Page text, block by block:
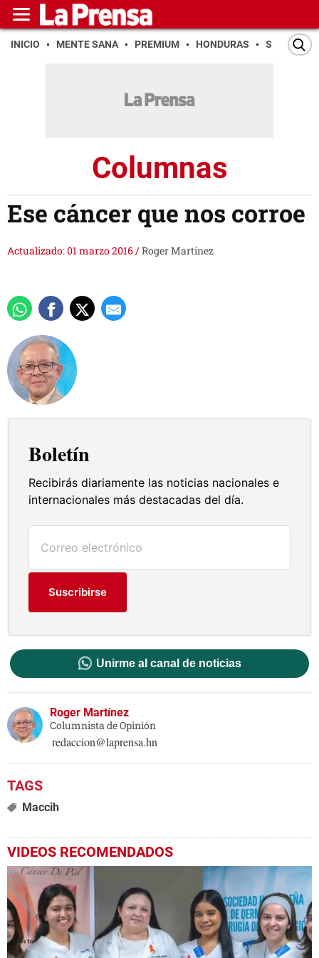
INICIO MENTE SANA PREMIUM HONDURAS SAN PEDRO
Columnas
Ese cáncer que nos corroe
Actualizado: 01 marzo 2016/Roger Martínez
Boletín
Recibirás diariamente las noticias nacionales e
internacionales más destacadas del día.
Suscribirse
Unirme al canal de noticias
Roger Martínez
Columnista de Opinión
redaccion@laprensa.hn
Maccih
VIDEOS RECOMENDADOS